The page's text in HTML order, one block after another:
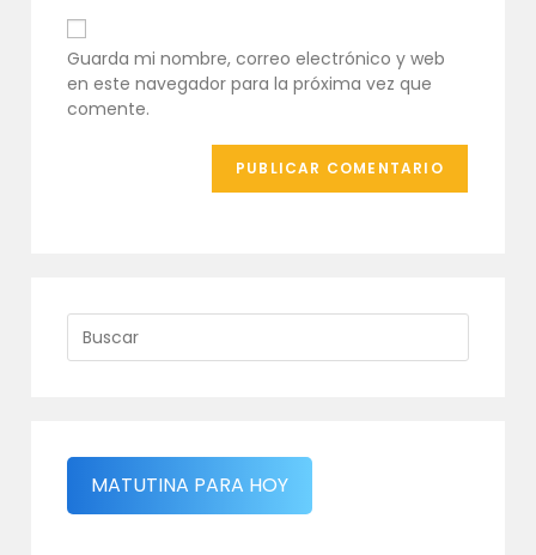
para
comentar
de
tu
web
(opcional)
Guarda mi nombre, correo electrónico y web
en este navegador para la próxima vez que
comente.
MATUTINA PARA HOY